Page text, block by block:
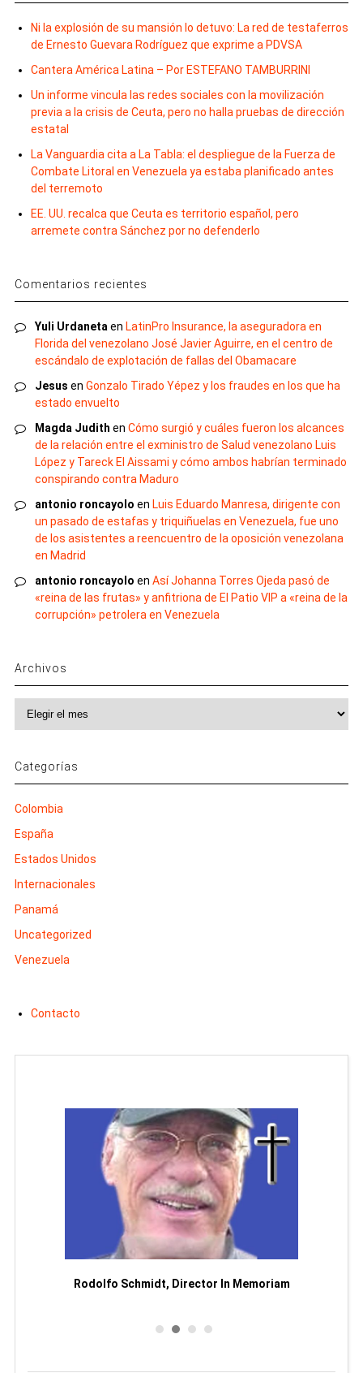
Ni la explosión de su mansión lo detuvo: La red de testaferros
de Ernesto Guevara Rodríguez que exprime a PDVSA
Cantera América Latina – Por ESTEFANO TAMBURRINI
Un informe vincula las redes sociales con la movilización
previa a la crisis de Ceuta, pero no halla pruebas de dirección
estatal
La Vanguardia cita a La Tabla: el despliegue de la Fuerza de
Combate Litoral en Venezuela ya estaba planificado antes
del terremoto
EE. UU. recalca que Ceuta es territorio español, pero
arremete contra Sánchez por no defenderlo
Comentarios recientes
Yuli Urdanetaen LatinPro Insurance, la aseguradora en
Florida del venezolano José Javier Aguirre, en el centro de
escándalo de explotación de fallas del Obamacare
Jesus en Gonzalo Tirado Yépez y los fraudes en los que ha
estado envuelto
Magda Judith en Cómo surgió y cuáles fueron los alcances
de la relación entre el exministro de Salud venezolano Luis
López y Tareck El Aissami y cómo ambos habrían terminado
conspirando contra Maduro
antonio roncayolo en Luis Eduardo Manresa, dirigente con
un pasado de estafas y triquiñuelas en Venezuela, fue uno
de los asistentes a reencuentro de la oposición venezolana
en Madrid
antonio roncayolo en Así Johanna Torres Ojeda pasó de
«reina de las frutas» y anfitriona de El Patio VIP a «reina de la
corrupción» petrolera en Venezuela
Archivos
Archivos
Categorías
Colombia
España
Estados Unidos
Internacionales
Panamá
Uncategorized
Venezuela
Contacto
Rodolfo Schmidt, Director In Memoriam